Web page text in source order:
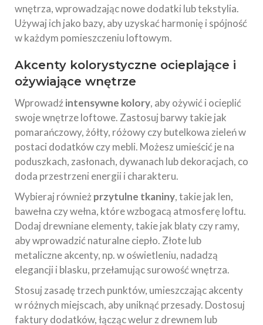
wnętrza, wprowadzając nowe dodatki lub tekstylia.
Używaj ich jako bazy, aby uzyskać harmonię i spójność
w każdym pomieszczeniu loftowym.
Akcenty kolorystyczne ocieplające i
ożywiające wnętrze
Wprowadź intensywne kolory, aby ożywić i ocieplić
swoje wnętrze loftowe. Zastosuj barwy takie jak
pomarańczowy, żółty, różowy czy butelkowa zieleń w
postaci dodatków czy mebli. Możesz umieścić je na
poduszkach, zasłonach, dywanach lub dekoracjach, co
doda przestrzeni energii i charakteru.
Wybieraj również przytulne tkaniny, takie jak len,
bawełna czy wełna, które wzbogacą atmosferę loftu.
Dodaj drewniane elementy, takie jak blaty czy ramy,
aby wprowadzić naturalne ciepło. Złote lub
metaliczne akcenty, np. w oświetleniu, nadadzą
elegancji i blasku, przełamując surowość wnętrza.
Stosuj zasadę trzech punktów, umieszczając akcenty
w różnych miejscach, aby uniknąć przesady. Dostosuj
faktury dodatków, łącząc welur z drewnem lub